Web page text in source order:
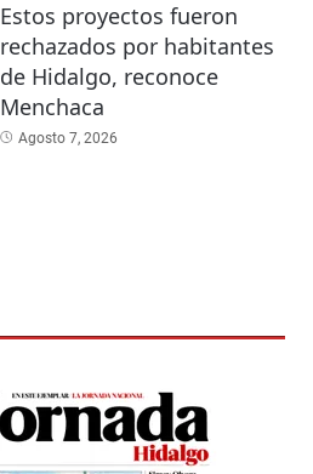
Estos proyectos fueron
rechazados por habitantes
de Hidalgo, reconoce
Menchaca
Agosto 7, 2026